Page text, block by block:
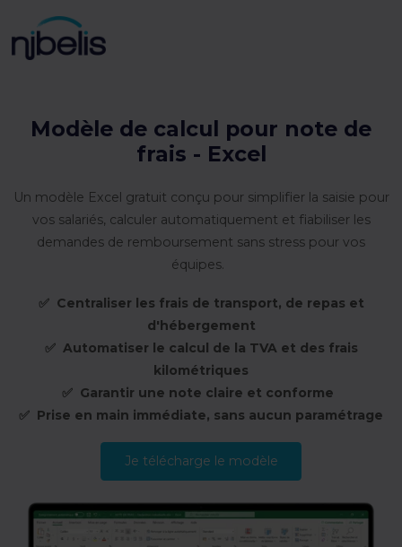
Modèle de calcul pour note de
frais - Excel
Un modèle Excel gratuit conçu pour simplifier la saisie pour
vos salariés, calculer automatiquement et fiabiliser les
demandes de remboursement sans stress pour vos
équipes.
✅ Centraliser les frais de transport, de repas et
d'hébergement
✅ Automatiser le calcul de la TVA et des frais
kilométriques
✅ Garantir une note claire et conforme
✅ Prise en main immédiate, sans aucun paramétrage
Je télécharge le modèle